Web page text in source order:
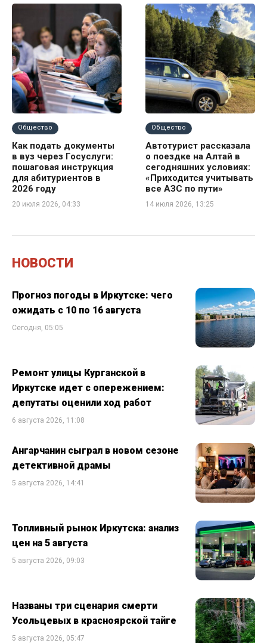
Общество
Как подать документы
в вуз через Госуслуги:
пошаговая инструкция
для абитуриентов в
2026 году
20 июля 2026, 04:33
Общество
Автотурист рассказала
о поездке на Алтай в
сегодняшних условиях:
«Приходится учитывать
все АЗС по пути»
14 июля 2026, 13:25
НОВОСТИ
Прогноз погоды в Иркутске: чего
ожидать с 10 по 16 августа
Сегодня, 05:05
Ремонт улицы Курганской в
Иркутске идет с опережением:
депутаты оценили ход работ
6 августа 2026, 11:08
Ангарчанин сыграл в новом сезоне
детективной драмы
5 августа 2026, 14:41
Топливный рынок Иркутска: анализ
цен на 5 августа
5 августа 2026, 09:03
Названы три сценария смерти
Усольцевых в красноярской тайге
5 августа 2026, 05:47